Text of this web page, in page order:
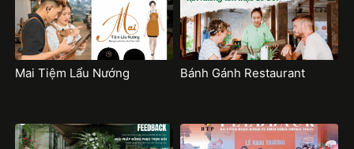
Mai Tiệm Lẩu Nướng Bánh Gánh Restaurant